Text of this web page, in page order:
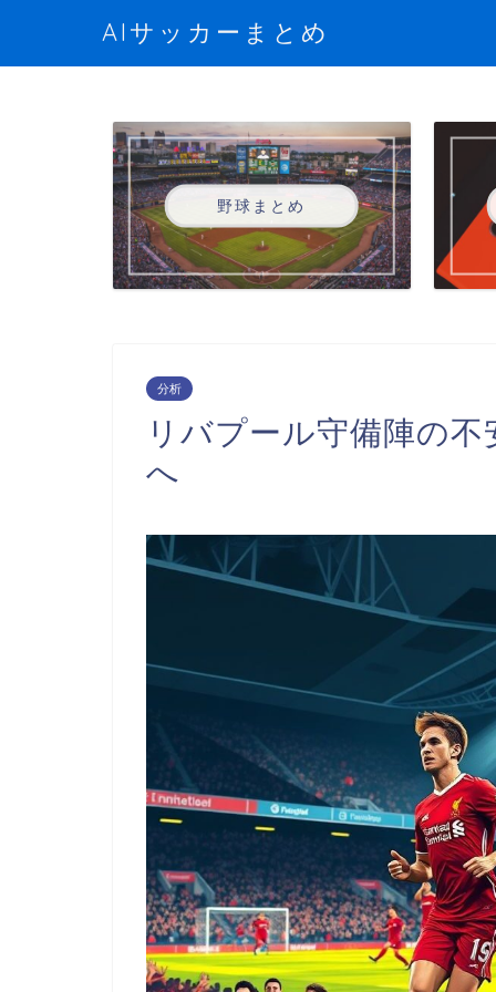
AIサッカーまとめ
野球まとめ
分析
リバプール守備陣の
へ